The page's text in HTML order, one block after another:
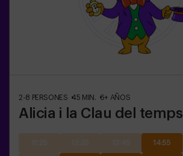
2-8 PERSONES 45 MIN. 6+ AÑOS
Alicia i la Clau del temps
14:55